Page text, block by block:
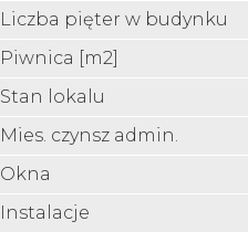
Liczba pięter w budynku
Piwnica [m2]
Stan lokalu
Mies. czynsz admin.
Okna
Instalacje